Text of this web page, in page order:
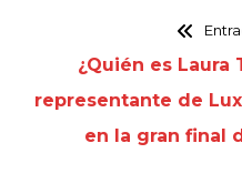
¿Quién es Laura
representante de
en la gran final